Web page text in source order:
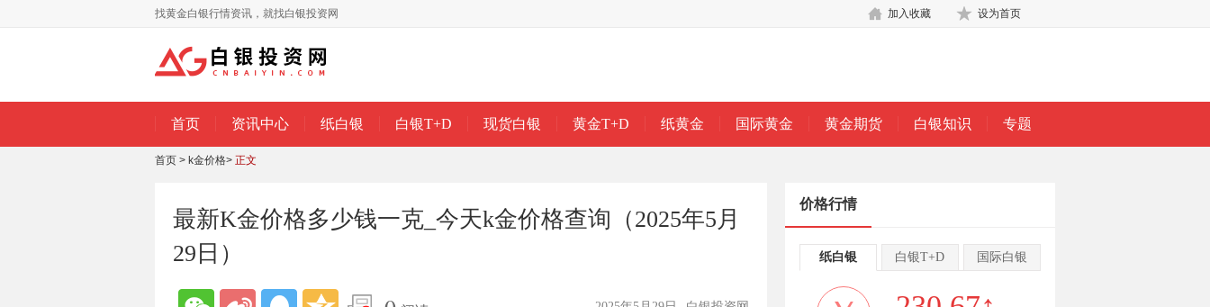
找黄金白银行情资讯，就找白银投资网 设为首页
加入收藏
首页 资讯中心 纸白银 白银T+D 现货白银 黄金T+D 纸黄金 国际黄金 黄金期货 白银知识 专题
首页 > k金价格> 正文
最新K金价格多少钱一克_今天k金价格查询（2025年5月
29日）
价格行情
纸白银 白银T+D 国际白银